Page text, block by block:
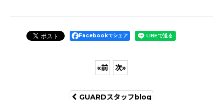
Facebookでシェア
«前 次»
GUARDスタッフblog